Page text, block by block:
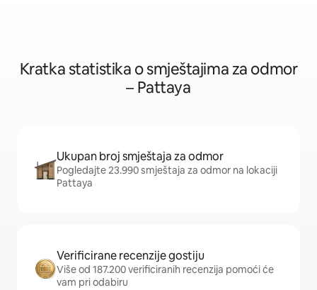
Kratka statistika o smještajima za odmor
– Pattaya
Ukupan broj smještaja za odmor
Pogledajte 23.990 smještaja za odmor na lokaciji
Pattaya
Verificirane recenzije gostiju
Više od 187.200 verificiranih recenzija pomoći će
vam pri odabiru